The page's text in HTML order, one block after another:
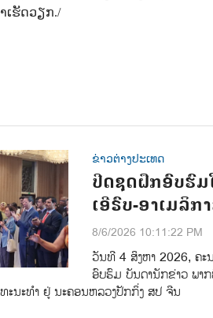
ເຮັດວຽກ./
ຂ່າວຕ່າງປະເທດ
ປີດຊຸດຝຶກອົບຮົ
ເອີຣົບ-ອາເມລິກ
8/6/2026 10:11:22 PM
ວັນທີ 4 ສິງຫາ 2026, ຄ
ອົບຮົມ ບັນດານັກຂ່າວ ພາກ
ະນະທຳ ຢູ່ ນະຄອນຫລວງປັກກິ່ງ ສປ ຈີນ